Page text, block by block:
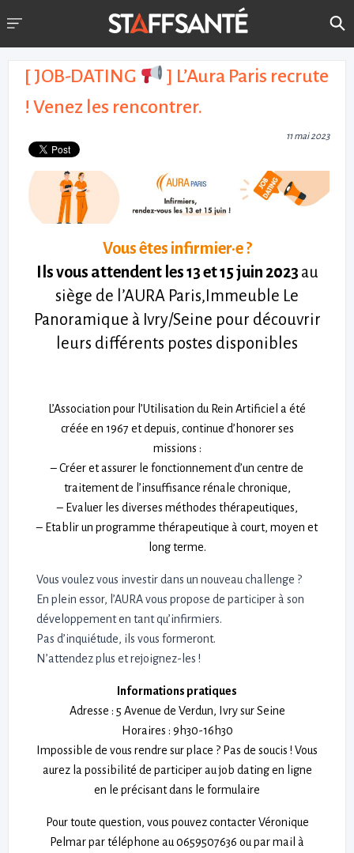
[ JOB-DATING
] L’Aura Paris recrute
! Venez les rencontrer.
11 mai 2023
Vous êtes infirmier·e ?
Ils vous attendent les 13 et 15 juin 2023 au
siège de l’AURA Paris,Immeuble Le
Panoramique à Ivry/Seine pour découvrir
leurs différents postes disponibles
L’Association pour l’Utilisation du Rein Artificiel a été
créée en 1967 et depuis, continue d’honorer ses
missions :
– Créer et assurer le fonctionnement d’un centre de
traitement de l’insuffisance rénale chronique,
– Evaluer les diverses méthodes thérapeutiques,
– Etablir un programme thérapeutique à court, moyen et
long terme.
Vous voulez vous investir dans un nouveau challenge ?
En plein essor, l’AURA vous propose de participer à son
développement en tant qu’infirmiers.
Pas d’inquiétude, ils vous formeront.
N’attendez plus et rejoignez-les !
Informations pratiques
Adresse : 5 Avenue de Verdun, Ivry sur Seine
Horaires : 9h30-16h30
Impossible de vous rendre sur place ? Pas de soucis ! Vous
aurez la possibilité de participer au job dating en ligne
en le précisant dans le formulaire
Pour toute question, vous pouvez contacter Véronique
Pelmar par téléphone au 0659507636 ou par mail à